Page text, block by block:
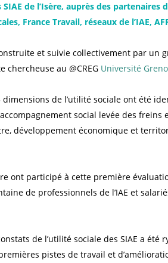
de l’Isère, auprès des partenaires
France Travail, réseaux de l’IAE,
et suivie collectivement par un
chercheuse au @CREG Université
dimensions de l’utilité sociale ont été
social levée des freins
développement économique et
ont participé à cette première
de professionnels de l’IAE et
de l’utilité sociale des SIAE a été
pistes de travail et